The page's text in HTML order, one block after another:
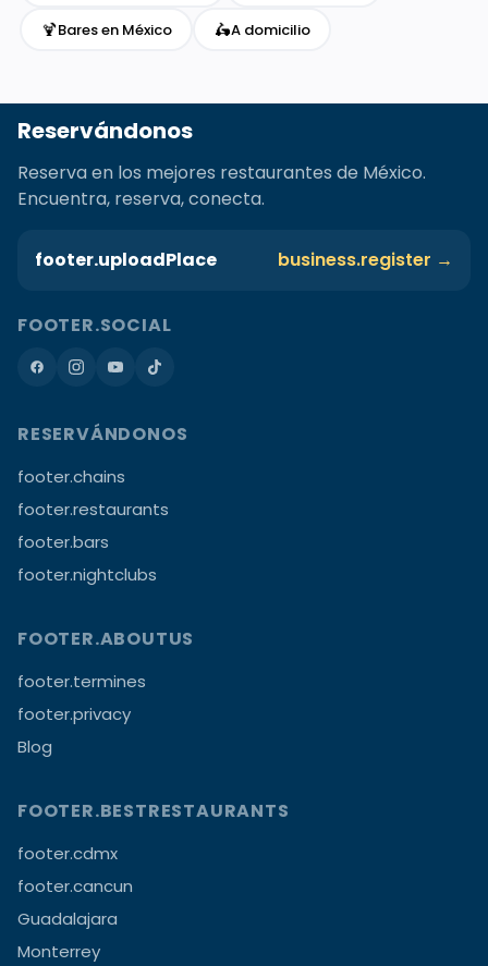
🍹Bares en México 🛵A domicilio
Reservándonos
Reserva en los mejores restaurantes de México.
Encuentra, reserva, conecta.
footer.uploadPlace business.register →
FOOTER.SOCIAL
RESERVÁNDONOS
footer.chains
footer.restaurants
footer.bars
footer.nightclubs
FOOTER.ABOUTUS
footer.termines
footer.privacy
Blog
FOOTER.BESTRESTAURANTS
footer.cdmx
footer.cancun
Guadalajara
Monterrey